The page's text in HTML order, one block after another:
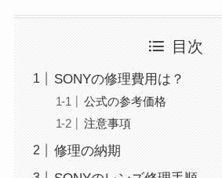
目次
SONYの修理費用は？
公式の参考価格
注意事項
修理の納期